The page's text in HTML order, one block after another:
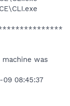
was
08:45:37